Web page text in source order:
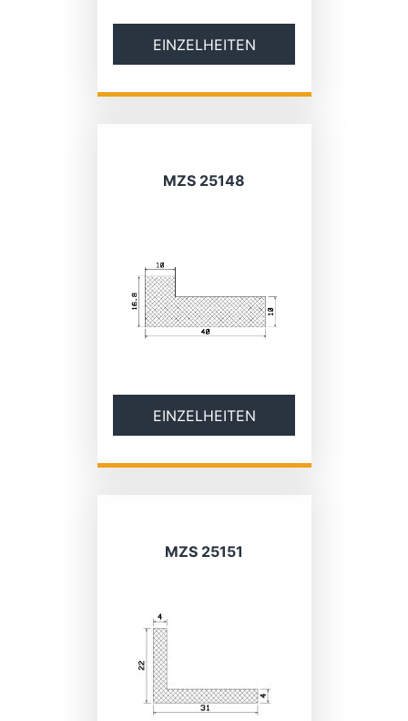
EINZELHEITEN
MZS 25148
EINZELHEITEN
MZS 25151